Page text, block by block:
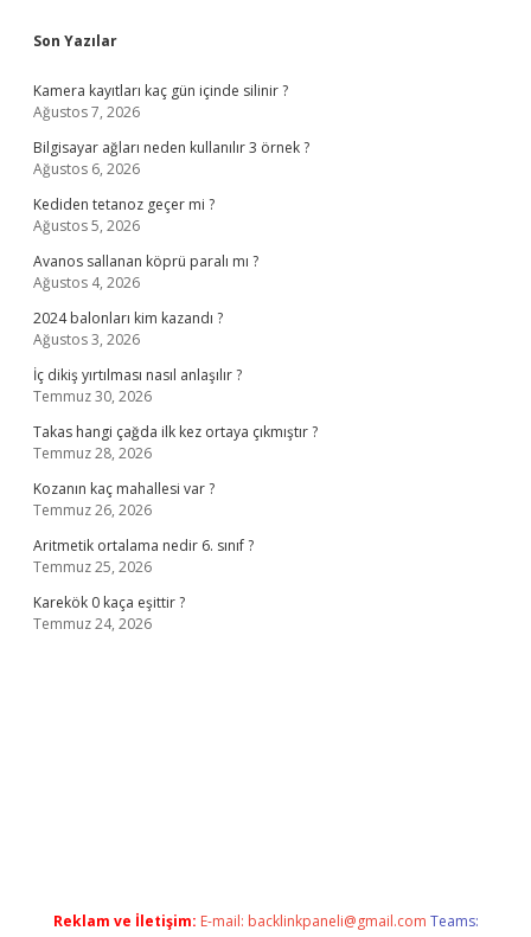
Son Yazılar
Kamera kayıtları kaç gün içinde silinir ?
Ağustos 7, 2026
Bilgisayar ağları neden kullanılır 3 örnek ?
Ağustos 6, 2026
Kediden tetanoz geçer mi ?
Ağustos 5, 2026
Avanos sallanan köprü paralı mı ?
Ağustos 4, 2026
2024 balonları kim kazandı ?
Ağustos 3, 2026
İç dikiş yırtılması nasıl anlaşılır ?
Temmuz 30, 2026
Takas hangi çağda ilk kez ortaya çıkmıştır ?
Temmuz 28, 2026
Kozanın kaç mahallesi var ?
Temmuz 26, 2026
Aritmetik ortalama nedir 6. sınıf ?
Temmuz 25, 2026
Karekök 0 kaça eşittir ?
Temmuz 24, 2026
Reklam ve İletişim: E-mail: backlinkpaneli@gmail.com Teams: